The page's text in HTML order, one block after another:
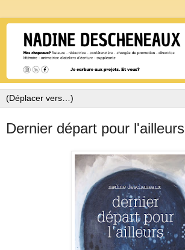
Dernier départ pour l'ailleurs